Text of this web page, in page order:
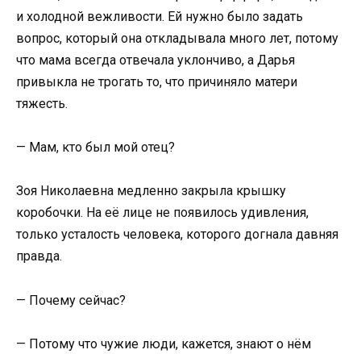
и холодной вежливости. Ей нужно было задать
вопрос, который она откладывала много лет, потому
что мама всегда отвечала уклончиво, а Дарья
привыкла не трогать то, что причиняло матери
тяжесть.
— Мам, кто был мой отец?
Зоя Николаевна медленно закрыла крышку
коробочки. На её лице не появилось удивления,
только усталость человека, которого догнала давняя
правда.
— Почему сейчас?
— Потому что чужие люди, кажется, знают о нём